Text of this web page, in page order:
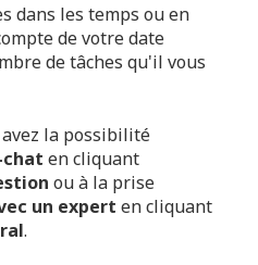
dans les temps ou en
de votre date
de tâches qu'il vous
la possibilité
chat en cliquant
ou à la prise
un expert en cliquant
.